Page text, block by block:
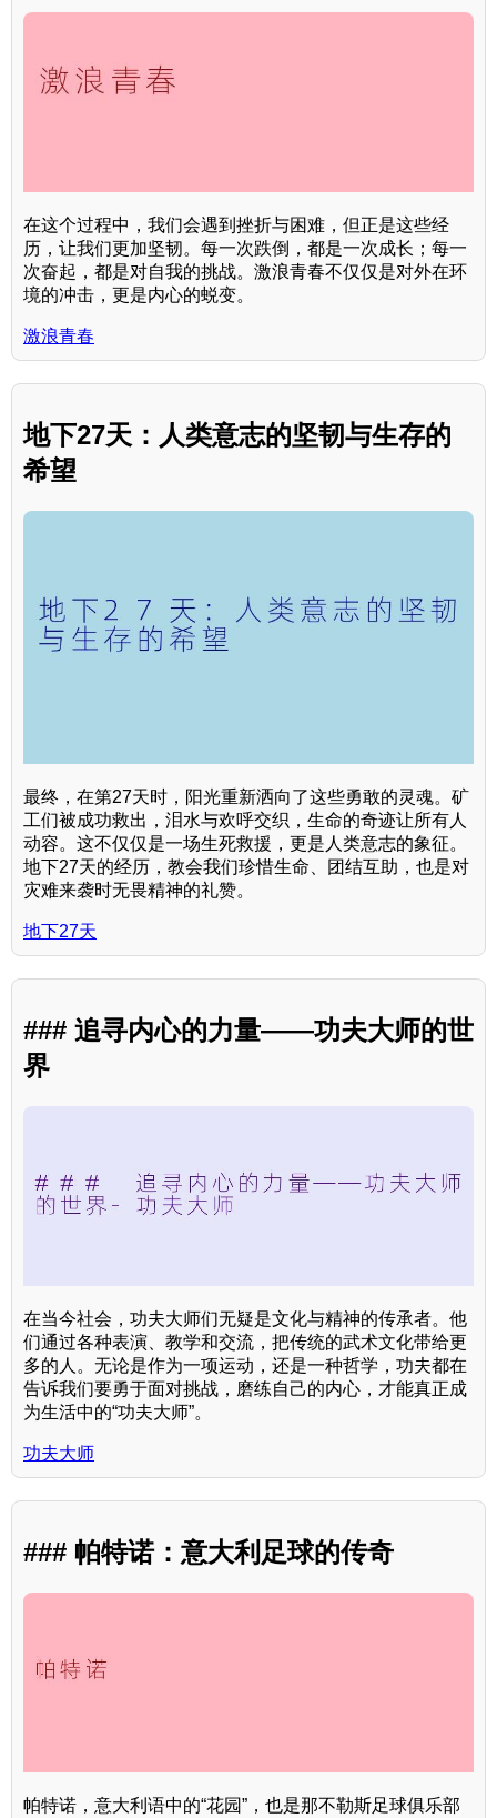
在这个过程中，我们会遇到挫折与困难，但正是这些经
历，让我们更加坚韧。每一次跌倒，都是一次成长；每一
次奋起，都是对自我的挑战。激浪青春不仅仅是对外在环
境的冲击，更是内心的蜕变。
激浪青春
地下27天：人类意志的坚韧与生存的
希望
最终，在第27天时，阳光重新洒向了这些勇敢的灵魂。矿
工们被成功救出，泪水与欢呼交织，生命的奇迹让所有人
动容。这不仅仅是一场生死救援，更是人类意志的象征。
地下27天的经历，教会我们珍惜生命、团结互助，也是对
灾难来袭时无畏精神的礼赞。
地下27天
### 追寻内心的力量——功夫大师的世
界
在当今社会，功夫大师们无疑是文化与精神的传承者。他
们通过各种表演、教学和交流，把传统的武术文化带给更
多的人。无论是作为一项运动，还是一种哲学，功夫都在
告诉我们要勇于面对挑战，磨练自己的内心，才能真正成
为生活中的“功夫大师”。
功夫大师
### 帕特诺：意大利足球的传奇
帕特诺，意大利语中的“花园”，也是那不勒斯足球俱乐部